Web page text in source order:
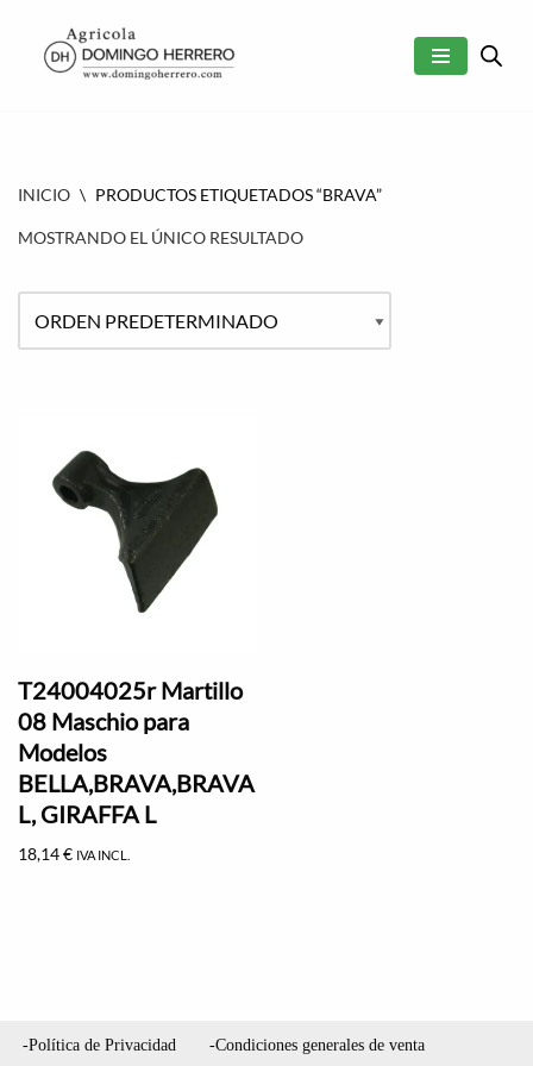
SALTAR
INICIO \ PRODUCTOS ETIQUETADOS “BRAVA”
MOSTRANDO EL ÚNICO RESULTADO
T24004025r Martillo
08 Maschio para
Modelos
BELLA,BRAVA,BRAVA
L, GIRAFFA L
18,14€ IVA INCL.
-Política de Privacidad -Condiciones generales de venta